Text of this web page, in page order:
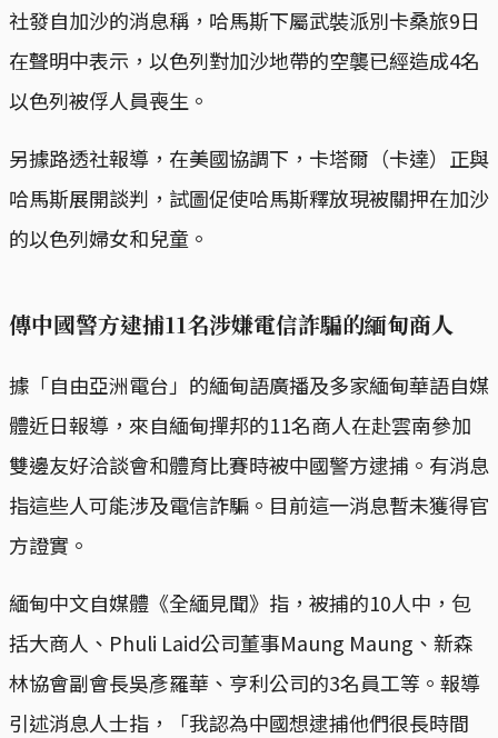
社發自加沙的消息稱，哈馬斯下屬武裝派別卡桑旅9日
在聲明中表示，以色列對加沙地帶的空襲已經造成4名
以色列被俘人員喪生。
另據路透社報導，在美國協調下，卡塔爾（卡達）正與
哈馬斯展開談判，試圖促使哈馬斯釋放現被關押在加沙
的以色列婦女和兒童。
傳中國警方逮捕11名涉嫌電信詐騙的緬甸商人
據「自由亞洲電台」的緬甸語廣播及多家緬甸華語自媒
體近日報導，來自緬甸撣邦的11名商人在赴雲南參加
雙邊友好洽談會和體育比賽時被中國警方逮捕。有消息
指這些人可能涉及電信詐騙。目前這一消息暫未獲得官
方證實。
緬甸中文自媒體《全緬見聞》指，被捕的10人中，包
括大商人、Phuli Laid公司董事Maung Maung、新森
林協會副會長吳彥羅華、亨利公司的3名員工等。報導
引述消息人士指，「我認為中國想逮捕他們很長時間